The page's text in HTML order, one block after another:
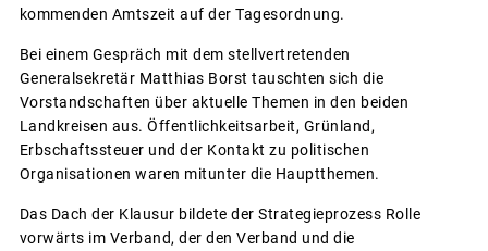
kommenden Amtszeit auf der Tagesordnung.
Bei einem Gespräch mit dem stellvertretenden
Generalsekretär Matthias Borst tauschten sich die
Vorstandschaften über aktuelle Themen in den beiden
Landkreisen aus. Öffentlichkeitsarbeit, Grünland,
Erbschaftssteuer und der Kontakt zu politischen
Organisationen waren mitunter die Hauptthemen.
Das Dach der Klausur bildete der Strategieprozess Rolle
vorwärts im Verband, der den Verband und die